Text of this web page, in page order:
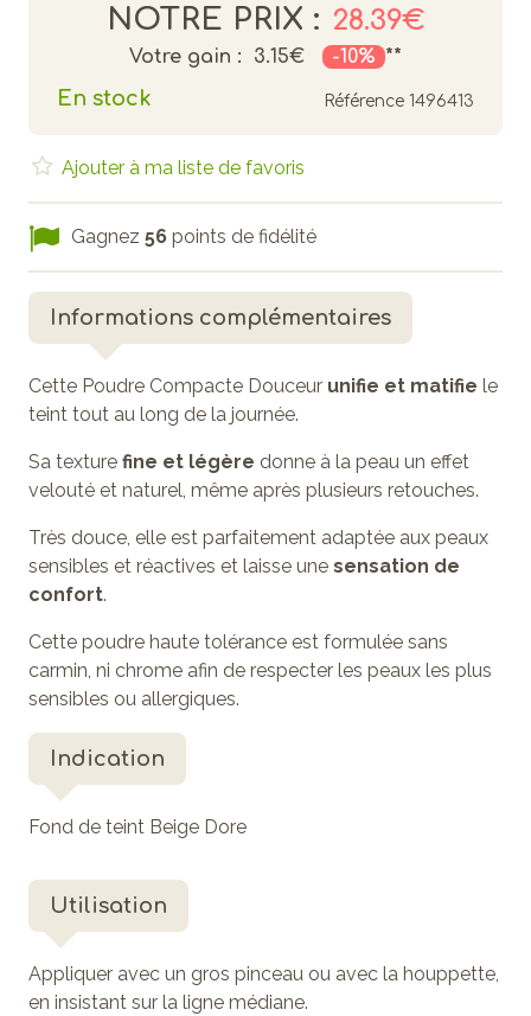
NOTRE PRIX : 28.39€
Votre gain : 3.15€ -10% **
En stock Référence 1496413
Ajouter à ma liste de favoris
Gagnez 56 points de fidélité
Informations complémentaires
Cette Poudre Compacte Douceur unifie et matifie le
teint tout au long de la journée.
Sa texture fine et légère donne à la peau un effet
velouté et naturel, même après plusieurs retouches.
Très douce, elle est parfaitement adaptée aux peaux
sensibles et réactives et laisse une sensation de
confort.
Cette poudre haute tolérance est formulée sans
carmin, ni chrome afin de respecter les peaux les plus
sensibles ou allergiques.
Indication
Fond de teint Beige Dore
Utilisation
Appliquer avec un gros pinceau ou avec la houppette,
en insistant sur la ligne médiane.